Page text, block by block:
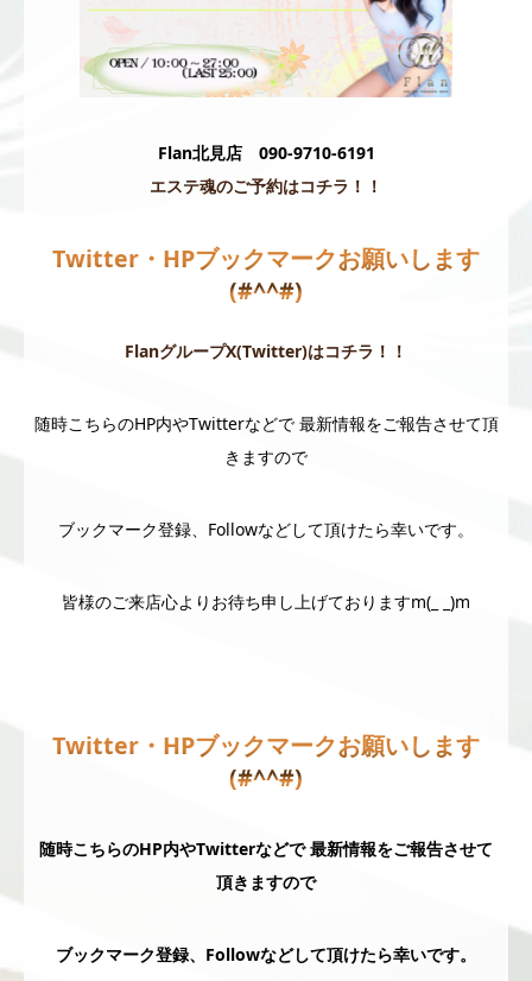
Flan北見店 090-9710-6191
エステ魂のご予約はコチラ！！
Twitter・HPブックマークお願いします
(#^^#)
FlanグループX(Twitter)はコチラ！！
随時こちらのHP内やTwitterなどで 最新情報をご報告させて頂
きますので
ブックマーク登録、Followなどして頂けたら幸いです。
皆様のご来店心よりお待ち申し上げておりますm(_ _)m
Twitter・HPブックマークお願いします
(#^^#)
随時こちらのHP内やTwitterなどで 最新情報をご報告させて
頂きますので
ブックマーク登録、Followなどして頂けたら幸いです。